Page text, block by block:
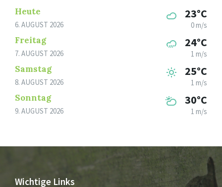
Heute
6. AUGUST 2026
23°C
0 m/s
Freitag
7. AUGUST 2026
24°C
1 m/s
Samstag
8. AUGUST 2026
25°C
1 m/s
Sonntag
9. AUGUST 2026
30°C
1 m/s
Wichtige Links